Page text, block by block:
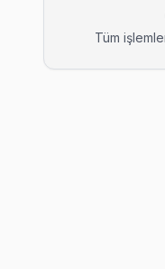
Çağlayan Hisense
Çeliktepe
Çeliktepe
Kağıthane'da
Gültepe'deki
Tüm